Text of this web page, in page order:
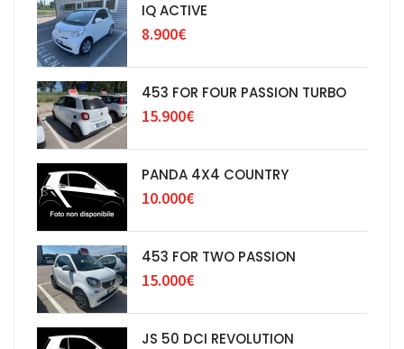
IQ ACTIVE
8.900€
453 FOR FOUR PASSION TURBO
15.900€
PANDA 4X4 COUNTRY
10.000€
453 FOR TWO PASSION
15.000€
JS 50 DCI REVOLUTION